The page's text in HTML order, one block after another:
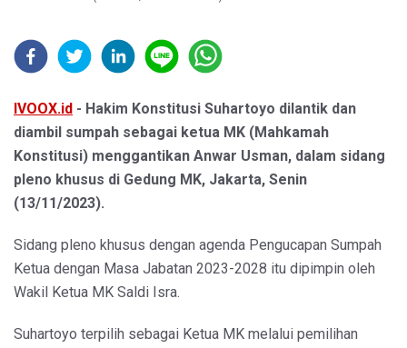
IVOOX.id - Hakim Konstitusi Suhartoyo dilantik dan
diambil sumpah sebagai ketua MK (Mahkamah
Konstitusi) menggantikan Anwar Usman, dalam sidang
pleno khusus di Gedung MK, Jakarta, Senin
(13/11/2023).
Sidang pleno khusus dengan agenda Pengucapan Sumpah
Ketua dengan Masa Jabatan 2023-2028 itu dipimpin oleh
Wakil Ketua MK Saldi Isra.
Suhartoyo terpilih sebagai Ketua MK melalui pemilihan